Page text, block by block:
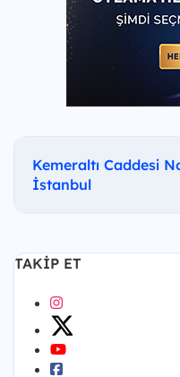
Kemeraltı Caddesi
İstanbul
TAKIP ET